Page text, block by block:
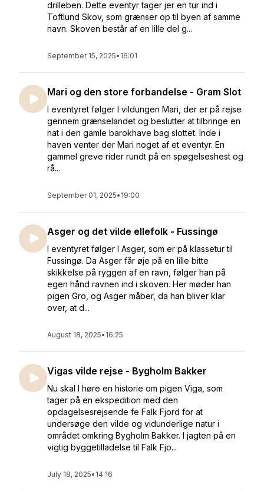
drilleben. Dette eventyr tager jer en tur ind i
Toftlund Skov, som grænser op til byen af samme
navn. Skoven består af en lille del g...
September 15, 2025• 16:01
Mari og den store forbandelse - Gram Slot
I eventyret følger I vildungen Mari, der er på rejse
gennem grænselandet og beslutter at tilbringe en
nat i den gamle barokhave bag slottet. Inde i
haven venter der Mari noget af et eventyr. En
gammel greve rider rundt på en spøgelseshest og
rå...
September 01, 2025• 19:00
Asger og det vilde ellefolk - Fussingø
I eventyret følger I Asger, som er på klassetur til
Fussingø. Da Asger får øje på en lille bitte
skikkelse på ryggen af en ravn, følger han på
egen hånd ravnen ind i skoven. Her møder han
pigen Gro, og Asger måber, da han bliver klar
over, at d...
August 18, 2025• 16:25
Vigas vilde rejse - Bygholm Bakker
Nu skal I høre en historie om pigen Viga, som
tager på en ekspedition med den
opdagelsesrejsende fe Falk Fjord for at
undersøge den vilde og vidunderlige natur i
området omkring Bygholm Bakker. I jagten på en
vigtig byggetilladelse til Falk Fjo...
July 18, 2025• 14:16